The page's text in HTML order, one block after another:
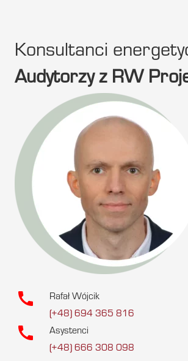
Konsultanci
Audytorzy z RW
call
Rafał Wójcik
(+48) 694 365 816
call
Asystenci
(+48) 666 308 098